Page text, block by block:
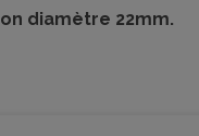
diamètre 22mm.